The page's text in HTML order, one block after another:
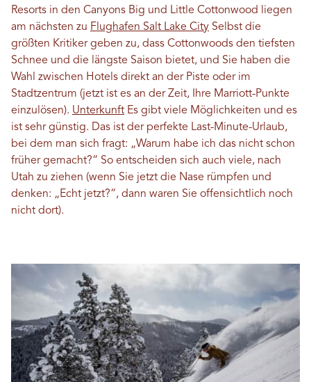
Resorts in den Canyons Big und Little Cottonwood liegen
am nächsten zu Flughafen Salt Lake City Selbst die
größten Kritiker geben zu, dass Cottonwoods den tiefsten
Schnee und die längste Saison bietet, und Sie haben die
Wahl zwischen Hotels direkt an der Piste oder im
Stadtzentrum (jetzt ist es an der Zeit, Ihre Marriott-Punkte
einzulösen). Unterkunft Es gibt viele Möglichkeiten und es
ist sehr günstig. Das ist der perfekte Last-Minute-Urlaub,
bei dem man sich fragt: „Warum habe ich das nicht schon
früher gemacht?“ So entscheiden sich auch viele, nach
Utah zu ziehen (wenn Sie jetzt die Nase rümpfen und
denken: „Echt jetzt?“, dann waren Sie offensichtlich noch
nicht dort).